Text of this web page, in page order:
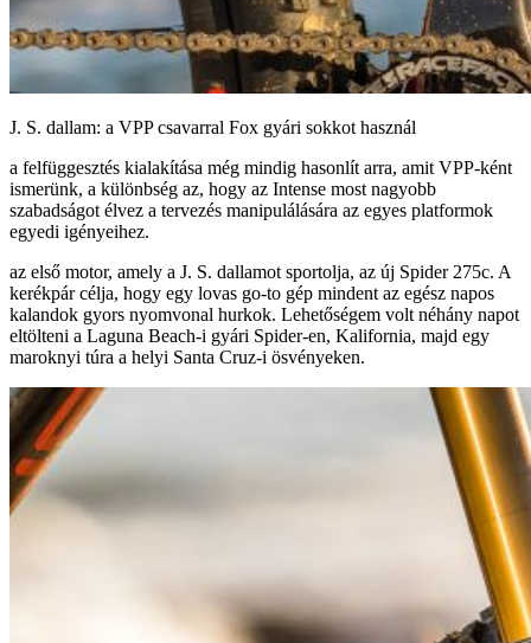
J. S. dallam: a VPP csavarral Fox gyári sokkot használ
a felfüggesztés kialakítása még mindig hasonlít arra, amit VPP-ként
ismerünk, a különbség az, hogy az Intense most nagyobb
szabadságot élvez a tervezés manipulálására az egyes platformok
egyedi igényeihez.
az első motor, amely a J. S. dallamot sportolja, az új Spider 275c. A
kerékpár célja, hogy egy lovas go-to gép mindent az egész napos
kalandok gyors nyomvonal hurkok. Lehetőségem volt néhány napot
eltölteni a Laguna Beach-i gyári Spider-en, Kalifornia, majd egy
maroknyi túra a helyi Santa Cruz-i ösvényeken.